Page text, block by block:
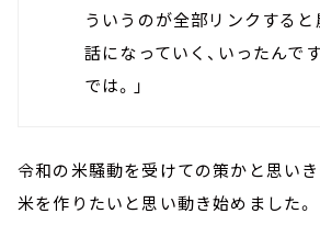
ういうのが全部リンクすると
話になっていく、いったんで
では。」
令和の米騒動を受けての策かと思い
米を作りたいと思い動き始めました。